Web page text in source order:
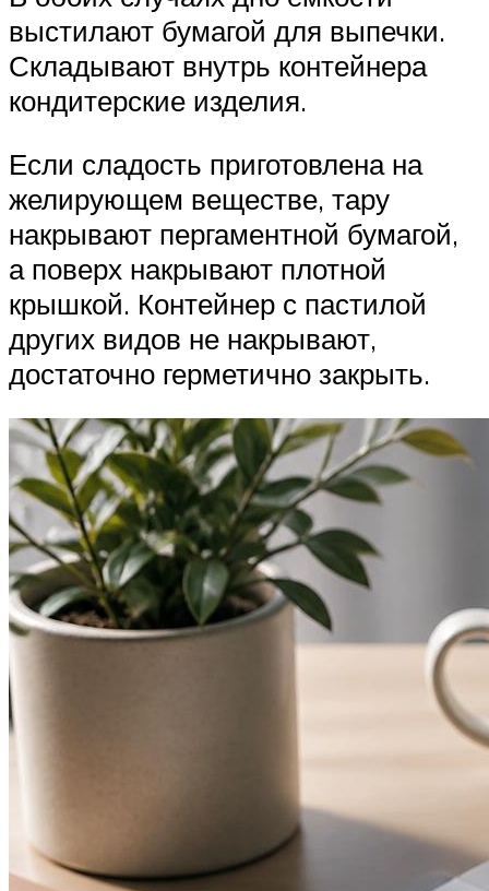
выстилают бумагой для выпечки.
Складывают внутрь контейнера
кондитерские изделия.
Если сладость приготовлена на
желирующем веществе, тару
накрывают пергаментной бумагой,
а поверх накрывают плотной
крышкой. Контейнер с пастилой
других видов не накрывают,
достаточно герметично закрыть.